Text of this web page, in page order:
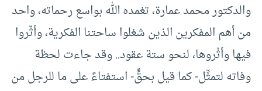
والدكتور محمد عمارة، تغمده الله بواسع رحماته، واحد
من أهم المفكرين الذين شغلوا ساحتنا الفكرية، وأثّروا
فيها وأثْروها، لنحو ستة عقود.. وقد جاءت لحظة
وفاته لتمثِّل- كما قيل بحقٍّ- استفتاءً على ما للرجل من